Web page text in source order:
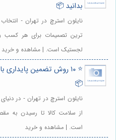
بدانید 📦
نایلون استرچ در تهران -
ترین تصمیمات برای هر کسب
لجستیک است. | مشاهده و خرید
⭐️ ۱۰ روش تضمین
📦
نایلون استرچ در تهران - در
از سلامت کالا تا رسیدن به
است. | مشاهده و خرید